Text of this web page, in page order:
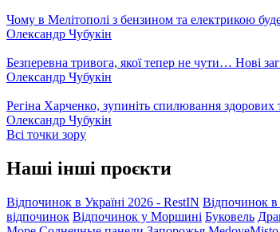
Чому в Мелітополі з бензином та електрикою
Олександр Чубукін
Безперевна тривога, якої тепер не чути… Нові
Олександр Чубукін
Регіна Харченко, зупиніть спилювання здорових
Олександр Чубукін
Всі точки зору
Наші інші проєкти
Відпочинок в Україні 2026 - RestIN Відпочинок в
відпочинок Відпочинок у Моршині Буковель